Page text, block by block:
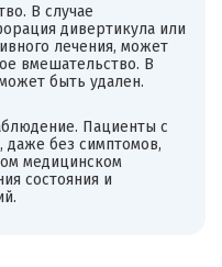
В случае
дивертикула или
лечения, может
вмешательство. В
быть удален.
Пациенты с
даже без симптомов,
медицинском
состояния и